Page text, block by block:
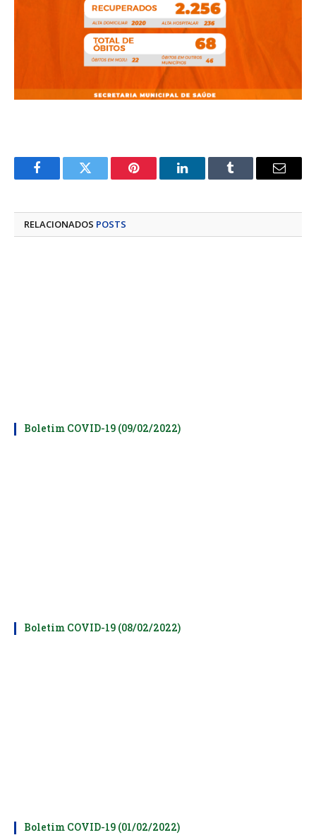
FacebookTwitter Pinterest LinkedInTumblr
E-
RELACIONADOS POSTS
Boletim COVID-19 (09/02/2022)
Boletim COVID-19 (08/02/2022)
Boletim COVID-19 (01/02/2022)